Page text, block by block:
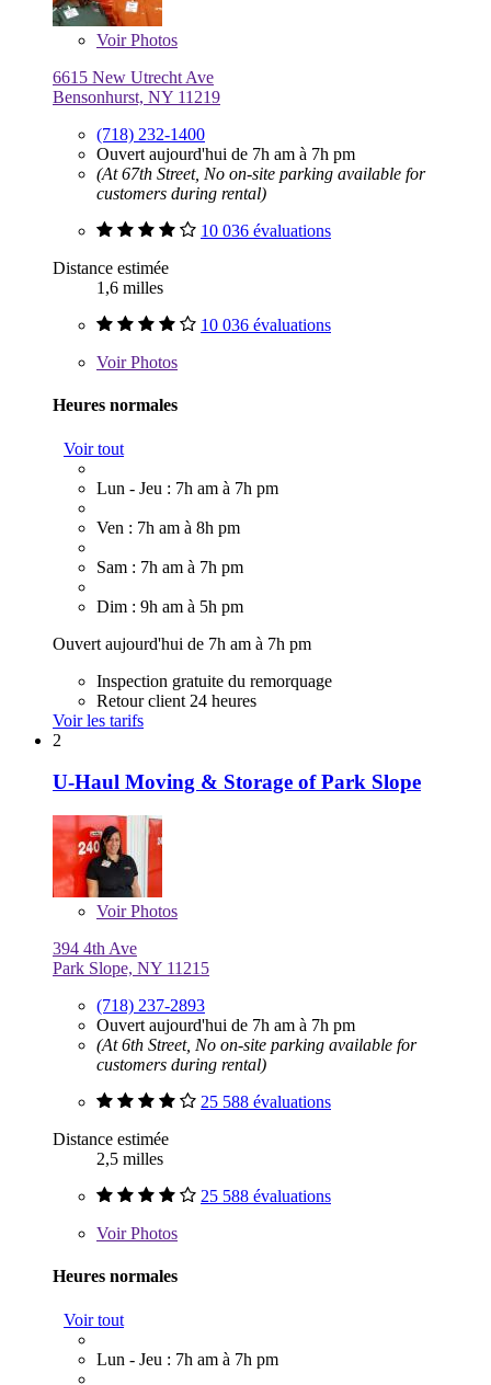
VoirPhotos
6615 New Utrecht Ave
Bensonhurst, NY 11219
(718) 232-1400
Ouvert aujourd'hui de 7h am à 7h pm
(At 67th Street, No on-site parking available for
customers during rental)
10 036 évaluations
Distance estimée
1,6 milles
10 036 évaluations
VoirPhotos
Heures normales
Voir tout
Lun - Jeu : 7h am à 7h pm
Ven : 7h am à 8h pm
Sam : 7h am à 7h pm
Dim : 9h am à 5h pm
Ouvert aujourd'hui de 7h am à 7h pm
Inspection gratuite du remorquage
Retour client 24 heures
Voir les tarifs
2
U-Haul Moving & Storage of Park Slope
VoirPhotos
394 4th Ave
Park Slope, NY 11215
(718) 237-2893
Ouvert aujourd'hui de 7h am à 7h pm
(At 6th Street, No on-site parking available for
customers during rental)
25 588 évaluations
Distance estimée
2,5 milles
25 588 évaluations
VoirPhotos
Heures normales
Voir tout
Lun - Jeu : 7h am à 7h pm